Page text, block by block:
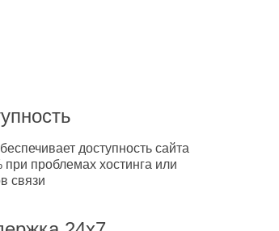
доступность сайта
при проблемах хостинга или
связи